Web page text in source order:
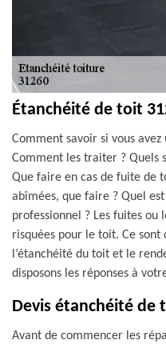
Étanchéité de toit
Comment savoir si vous
Comment les traiter ? Quels
Que faire en cas de fuite de
abîmées, que faire ? Quel
professionnel ? Les fuites
risquées pour le toit. Ce
l’étanchéité du toit et le
disposons les réponses à
Devis étanchéité de
Avant de commencer les